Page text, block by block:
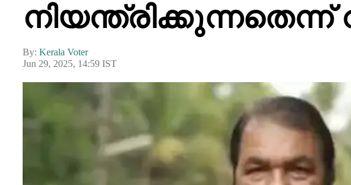
നിയന്ത്രിക്കുന്നതെന്ന്
By: Kerala Voter
Jun 29, 2025, 14:59 IST